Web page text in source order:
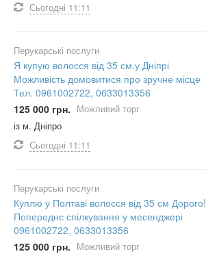
Сьогодні 11:11
Перукарські послуги
Я купую волосся від 35 см.у Дніпрі
Можливість домовитися про зручне місце
Тел. 0961002722, 0633013356
125 000 грн. Можливий торг
із м. Дніпро
Сьогодні 11:11
Перукарські послуги
Куплю у Полтаві волосся від 35 см Дорого!
Попереднє спілкування у месенджері
0961002722, 0633013356
125 000 грн. Можливий торг